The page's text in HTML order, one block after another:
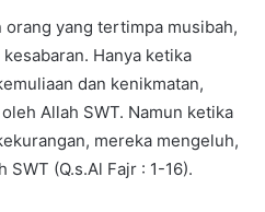
yang tertimpa musibah,
Hanya ketika
dan kenikmatan,
Allah SWT. Namun ketika
mereka mengeluh,
(Q.s.Al Fajr : 1-16).